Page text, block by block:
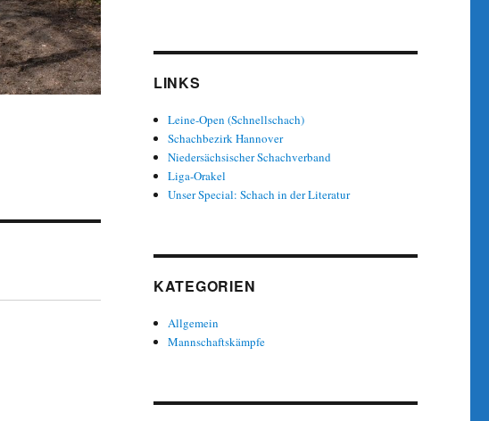
LINKS
Leine-Open (Schnellschach)
Schachbezirk Hannover
Niedersächsischer Schachverband
Liga-Orakel
Unser Special: Schach in der Literatur
KATEGORIEN
Allgemein
Mannschaftskämpfe